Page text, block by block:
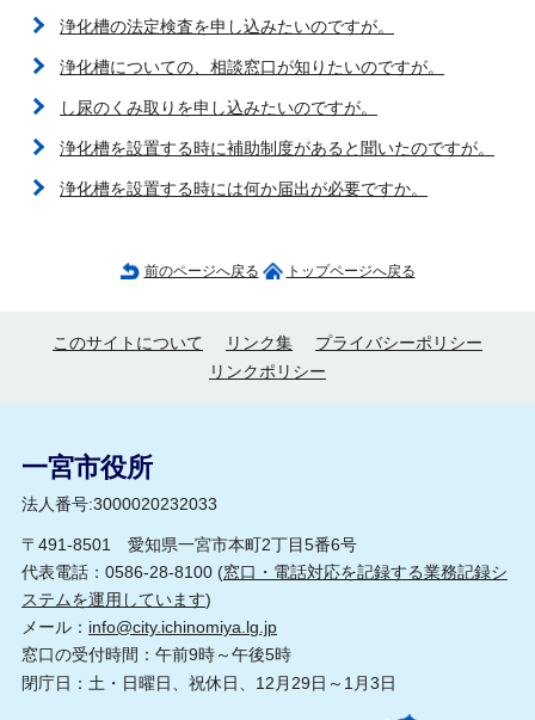
浄化槽の法定検査を申し込みたいのですが。
浄化槽についての、相談窓口が知りたいのですが。
し尿のくみ取りを申し込みたいのですが。
浄化槽を設置する時に補助制度があると聞いたのですが。
浄化槽を設置する時には何か届出が必要ですか。
前のページへ戻る トップページへ戻る
このサイトについて リンク集
プライバシーポリシー
リンクポリシー
一宮市役所
法人番号:3000020232033
〒491-8501 愛知県一宮市本町2丁目5番6号
代表電話：0586-28-8100 (窓口・電話対応を記録する業務記録シ
ステムを運用しています)
メール： info@city.ichinomiya.lg.jp
窓口の受付時間：午前9時～午後5時
閉庁日：土・日曜日、祝休日、12月29日～1月3日